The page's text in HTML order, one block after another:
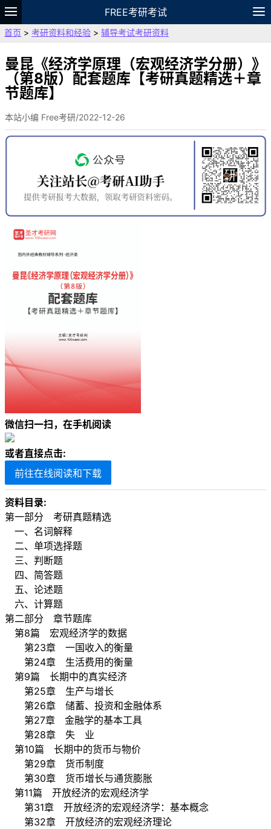
FREE考研考试
题库
故事 专题 APP 笔记
VIP
资料
首页 > 考研资料和经验 > 辅导考试考研资料
曼昆《经济学原理（宏观经济学分册）》
（第8版）配套题库【考研真题精选＋章
节题库】
本站小编 Free考研/2022-12-26
微信扫一扫，在手机阅读
或者直接点击:
前往在线阅读和下载
资料目录:
第一部分 考研真题精选
一、名词解释
二、单项选择题
三、判断题
四、简答题
五、论述题
六、计算题
第二部分 章节题库
第8篇 宏观经济学的数据
第23章 一国收入的衡量
第24章 生活费用的衡量
第9篇 长期中的真实经济
第25章 生产与增长
第26章 储蓄、投资和金融体系
第27章 金融学的基本工具
第28章 失 业
第10篇 长期中的货币与物价
第29章 货币制度
第30章 货币增长与通货膨胀
第11篇 开放经济的宏观经济学
第31章 开放经济的宏观经济学：基本概念
第32章 开放经济的宏观经济理论